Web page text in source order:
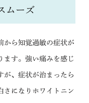
ムーズ
から知覚過敏の症状が
ます。強い痛みを感じ
が、症状が治まったら
さになりホワイトニン